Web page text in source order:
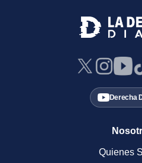
Derecha
Quienes